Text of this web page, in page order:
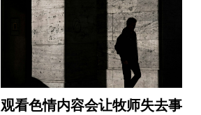
观看色情内容会让牧师失去事